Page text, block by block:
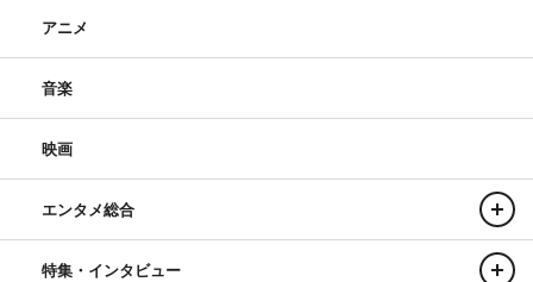
アニメ
音楽
映画
エンタメ総合
特集・インタビュー